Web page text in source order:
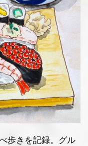
歩きを記録。グル